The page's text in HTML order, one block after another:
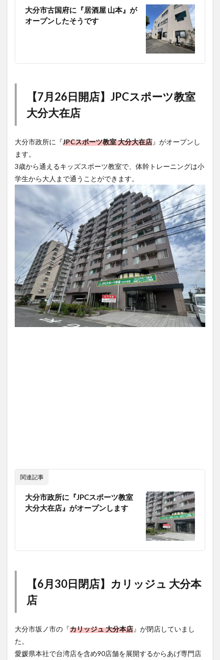
大分市古国府に『居酒屋 山本』が
オープンしたそうです
【7月26日開店】JPCスポーツ教室
大分大在店
大分市政所に『JPCスポーツ教室 大分大在店』がオープンし
ます。
3歳から通えるキッズスポーツ教室で、体幹トレーニングは小
学生から大人まで通うことができます。
関連記事
大分市政所に『JPCスポーツ教室
大分大在店』がオープンします
【6月30日閉店】カリッジュ 大分本
店
大分市坂ノ市の『カリッジュ 大分本店』が閉店していまし
た。
愛媛県本社で台湾店を含め90店舗を展開するからあげ専門店